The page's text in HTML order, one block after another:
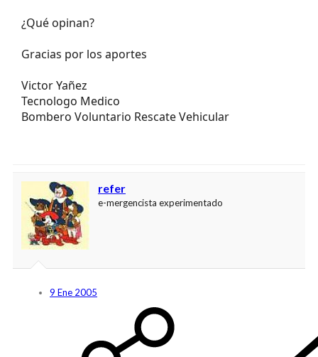
¿Qué opinan?
Gracias por los aportes
Victor Yañez
Tecnologo Medico
Bombero Voluntario Rescate Vehicular
refer
e-mergencista experimentado
9 Ene 2005